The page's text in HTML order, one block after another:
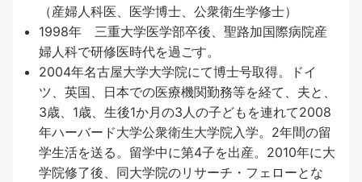
（産婦人科医、医学博士、公衆衛生学修士）
1998年 三重大学医学部卒後、聖路加国際病院産
婦人科で研修医時代を過ごす。
2004年名古屋大学大学院にて博士号取得。ドイ
ツ、英国、日本での医療機関勤務等を経て、夫と、
3歳、1歳、生後1か月の3人の子どもを連れて2008
年ハーバード大学公衆衛生大学院入学。2年間の留
学生活を送る。留学中に第4子を出産。2010年に大
学院修了後、同大学院のリサーチ・フェローとな